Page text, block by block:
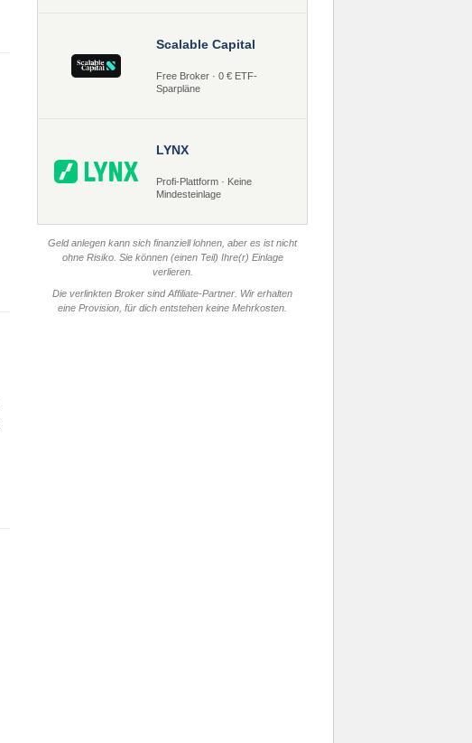
Scalable Capital
Free Broker · 0 € ETF-
Sparpläne
LYNX
Profi-Plattform · Keine
Mindesteinlage
Geld anlegen kann sich finanziell lohnen, aber es ist nicht
ohne Risiko. Sie können (einen Teil) Ihre(r) Einlage
verlieren.
Die verlinkten Broker sind Affiliate-Partner. Wir erhalten
eine Provision, für dich entstehen keine Mehrkosten.